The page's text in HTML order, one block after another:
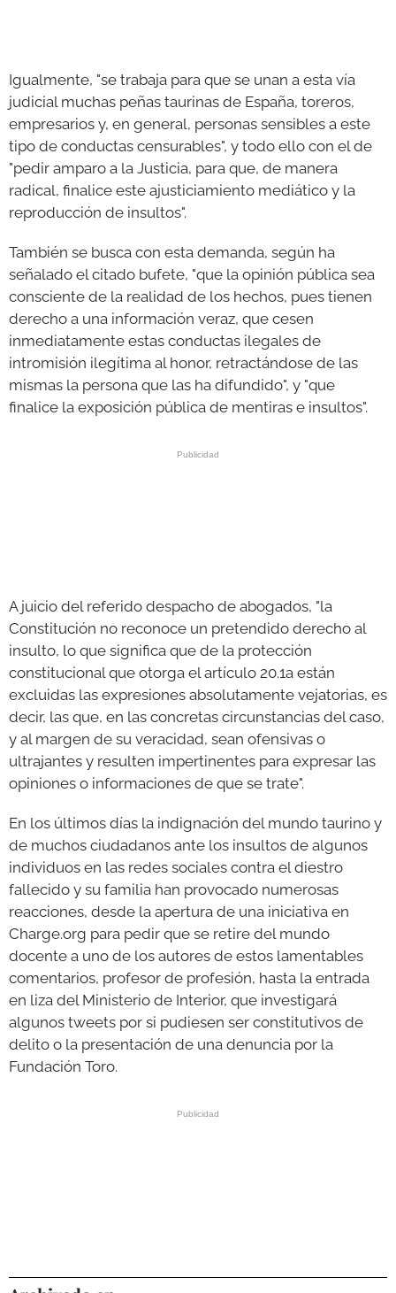
Igualmente, "se trabaja para que se unan a esta vía
judicial muchas peñas taurinas de España, toreros,
empresarios y, en general, personas sensibles a este
tipo de conductas censurables", y todo ello con el de
"pedir amparo a la Justicia, para que, de manera
radical, finalice este ajusticiamiento mediático y la
reproducción de insultos".
También se busca con esta demanda, según ha
señalado el citado bufete, "que la opinión pública sea
consciente de la realidad de los hechos, pues tienen
derecho a una información veraz, que cesen
inmediatamente estas conductas ilegales de
intromisión ilegítima al honor, retractándose de las
mismas la persona que las ha difundido", y "que
finalice la exposición pública de mentiras e insultos".
A juicio del referido despacho de abogados, "la
Constitución no reconoce un pretendido derecho al
insulto, lo que significa que de la protección
constitucional que otorga el artículo 20.1a están
excluidas las expresiones absolutamente vejatorias, es
decir, las que, en las concretas circunstancias del caso,
y al margen de su veracidad, sean ofensivas o
ultrajantes y resulten impertinentes para expresar las
opiniones o informaciones de que se trate".
En los últimos días la indignación del mundo taurino y
de muchos ciudadanos ante los insultos de algunos
individuos en las redes sociales contra el diestro
fallecido y su familia han provocado numerosas
reacciones, desde la apertura de una iniciativa en
Charge.org para pedir que se retire del mundo
docente a uno de los autores de estos lamentables
comentarios, profesor de profesión, hasta la entrada
en liza del Ministerio de Interior, que investigará
algunos tweets por si pudiesen ser constitutivos de
delito o la presentación de una denuncia por la
Fundación Toro.